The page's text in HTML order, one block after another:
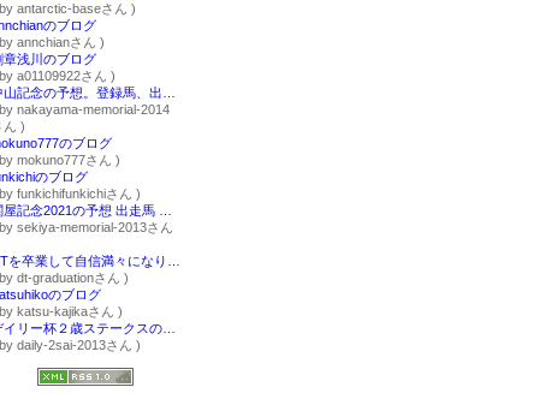
antarctic-baseさん )
のブログ
annchianさん )
章浅川のブログ
a01109922さん )
nakayama-memorial-2014
ん )
のブログ
mokuno777さん )
のブログ
funkichifunkichiさん )
sekiya-memorial-2013さん
dt-graduationさん )
のブログ
katsu-kajikaさん )
daily-2sai-2013さん )